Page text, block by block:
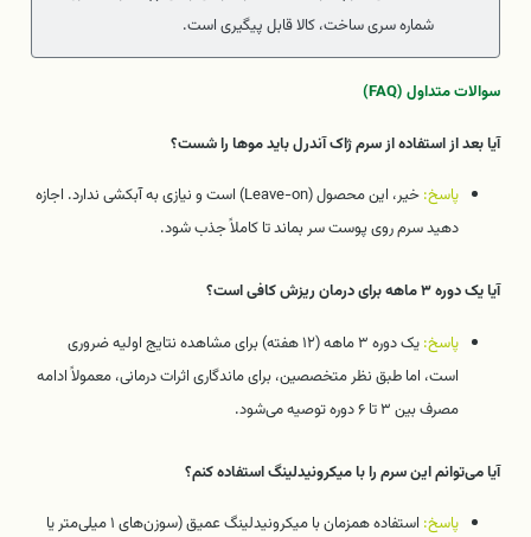
شماره سری ساخت، کالا قابل پیگیری است.
سوالات متداول (FAQ)
آیا بعد از استفاده از سرم ژاک آندرل باید موها را شست؟
پاسخ:
خیر، این محصول (Leave-on) است و نیازی به آبکشی ندارد. اجازه
دهید سرم روی پوست سر بماند تا کاملاً جذب شود.
آیا یک دوره ۳ ماهه برای درمان ریزش کافی است؟
پاسخ:
یک دوره ۳ ماهه (۱۲ هفته) برای مشاهده نتایج اولیه ضروری
است، اما طبق نظر متخصصین، برای ماندگاری اثرات درمانی، معمولاً ادامه
مصرف بین ۳ تا ۶ دوره توصیه می‌شود.
آیا می‌توانم این سرم را با میکرونیدلینگ استفاده کنم؟
پاسخ:
استفاده همزمان با میکرونیدلینگ عمیق (سوزن‌های ۱ میلی‌متر یا